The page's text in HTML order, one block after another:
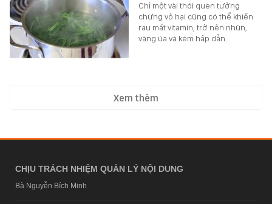
Chỉ một vài thói quen tưởng
chừng vô hại cũng có thể khiến
rau mất vitamin, trở nên nhũn,
vàng úa và kém hấp dẫn.
Xem thêm
CHỊU TRÁCH NHIỆM QUẢN LÝ NỘI DUNG
Bà Nguyễn Bích Minh